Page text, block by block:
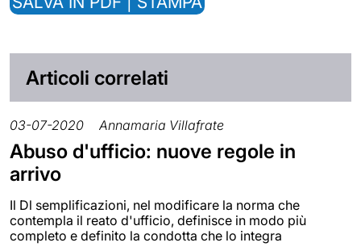
Articoli correlati
03-07-2020 Annamaria Villafrate
Abuso d'ufficio: nuove regole in
arrivo
Il Dl semplificazioni, nel modificare la norma che
contempla il reato d'ufficio, definisce in modo più
completo e definito la condotta che lo integra